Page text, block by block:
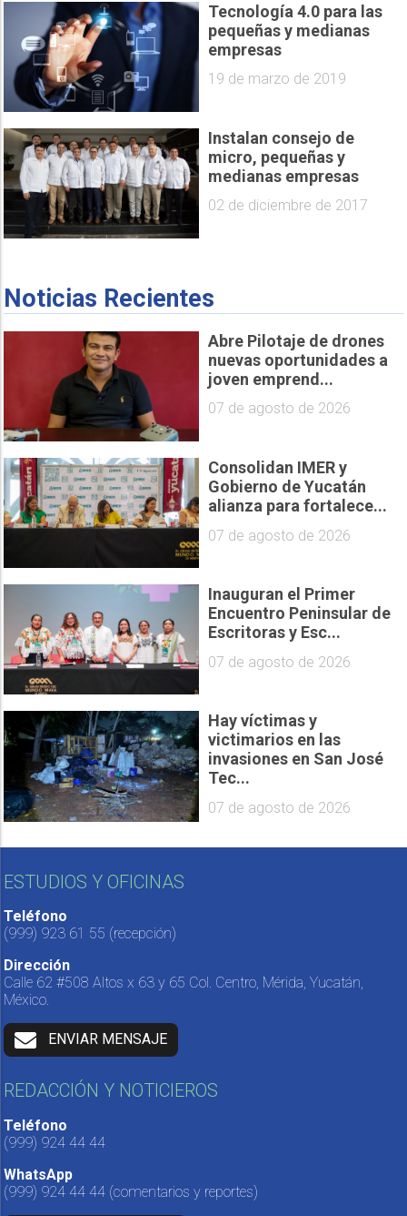
Tecnología 4.0 para las
pequeñas y medianas
empresas
19 de marzo de 2019
Instalan consejo de
micro, pequeñas y
medianas empresas
02 de diciembre de 2017
Noticias Recientes
Abre Pilotaje de drones
nuevas oportunidades a
joven emprend...
07 de agosto de 2026
Consolidan IMER y
Gobierno de Yucatán
alianza para fortalece...
07 de agosto de 2026
Inauguran el Primer
Encuentro Peninsular de
Escritoras y Esc...
07 de agosto de 2026
Hay víctimas y
victimarios en las
invasiones en San José
Tec...
07 de agosto de 2026
ESTUDIOS Y OFICINAS
Teléfono
(999) 923 61 55 (recepción)
Dirección
Calle 62 #508 Altos x 63 y 65 Col. Centro, Mérida, Yucatán,
México.
ENVIAR MENSAJE
REDACCIÓN Y NOTICIEROS
Teléfono
(999) 924 44 44
WhatsApp
(999) 924 44 44 (comentarios y reportes)